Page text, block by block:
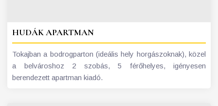
HUDÁK APARTMAN
Tokajban a bodrogparton (ideális hely horgászoknak), közel
a belvároshoz 2 szobás, 5 férőhelyes, igényesen
berendezett apartman kiadó.